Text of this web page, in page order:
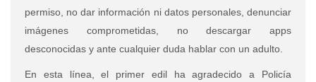
permiso, no dar información ni datos personales, denunciar
imágenes comprometidas, no descargar apps
desconocidas y ante cualquier duda hablar con un adulto.
En esta línea, el primer edil ha agradecido a Policía